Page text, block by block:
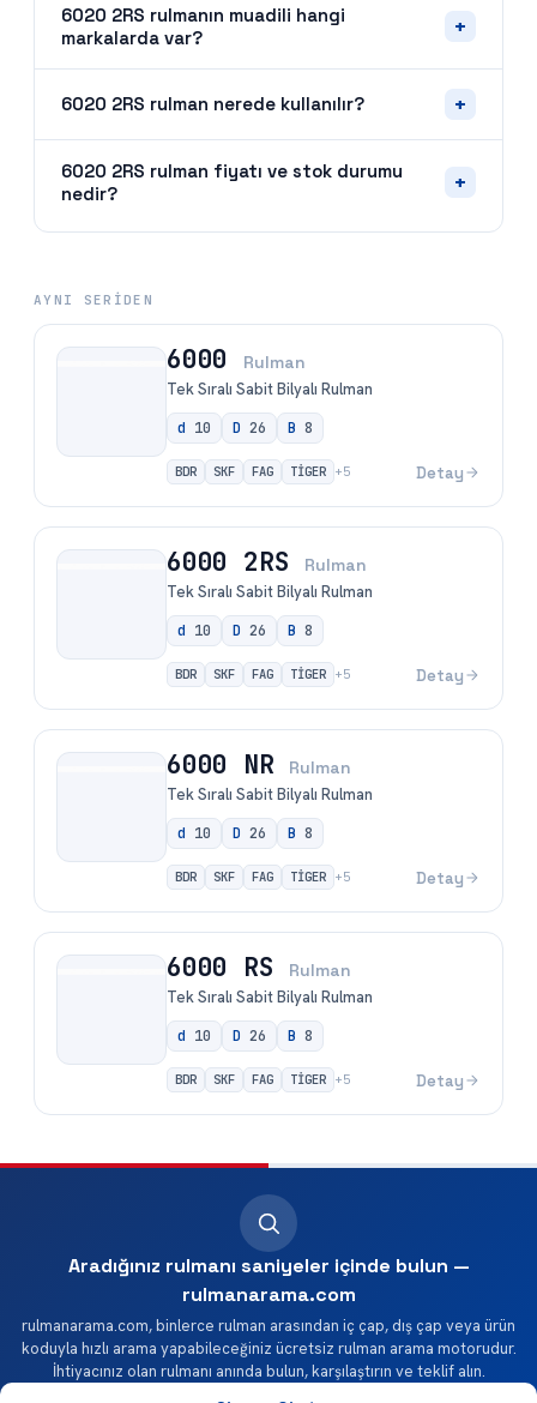
6020 2RS rulmanın muadili hangi
markalarda var?
+
6020 2RS rulman nerede kullanılır? +
6020 2RS rulman fiyatı ve stok durumu
nedir?
+
AYNI SERIDEN
6000 Rulman
Tek Sıralı Sabit Bilyalı Rulman
d 10 D 26 B 8
BDR SKF FAG TİGER +5 Detay
6000 2RS Rulman
Tek Sıralı Sabit Bilyalı Rulman
d 10 D 26 B 8
BDR SKF FAG TİGER +5 Detay
6000 NR Rulman
Tek Sıralı Sabit Bilyalı Rulman
d 10 D 26 B 8
BDR SKF FAG TİGER +5 Detay
6000 RS Rulman
Tek Sıralı Sabit Bilyalı Rulman
d 10 D 26 B 8
BDR SKF FAG TİGER +5 Detay
Aradığınız rulmanı saniyeler içinde bulun —
rulmanarama.com
rulmanarama.com, binlerce rulman arasından iç çap, dış çap veya ürün
koduyla hızlı arama yapabileceğiniz ücretsiz rulman arama motorudur.
İhtiyacınız olan rulmanı anında bulun, karşılaştırın ve teklif alın.